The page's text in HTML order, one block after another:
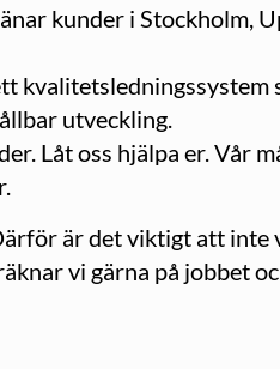
kunder i Stockholm,
utveckling.
Låt oss hjälpa er. Vår
är det viktigt att inte
vi gärna på jobbet